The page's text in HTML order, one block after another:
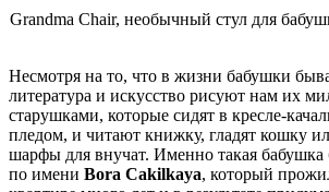
Grandma Chair, необычный стул для
Несмотря на то, что в жизни бабушки
литература и искусство рисуют нам их
старушками, которые сидят в кресле-
пледом, и читают книжку, гладят кошку
шарфы для внучат. Именно такая бабушка
по имени Bora Cakilkaya, который